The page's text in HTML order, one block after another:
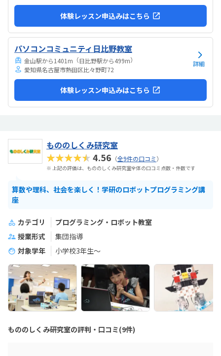
体験レッスン申込みはこちら
パソコンコミュニティ日比野教室
金山駅から1401m （日比野駅から499m）
愛知県名古屋市熱田区比々野町72
詳細
体験レッスン申込みはこちら
もののしくみ研究室
★★★★★4.56 （全9件の口コミ）
※ 上記の評価は、もののしくみ研究室全体の口コミ点数・件数です
算数や理科、社会を楽しく！学研のロボットプログラミング講
座
カテゴリ
プログラミング・ロボット教室
授業形式
集団指導
対象学年
小学校3年生〜
もののしくみ研究室の評判・口コミ(9件)